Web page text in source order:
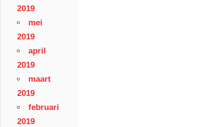
2019
mei
2019
april
2019
maart
2019
februari
2019